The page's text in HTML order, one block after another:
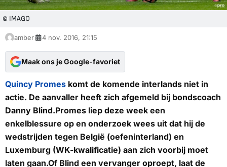
© IMAGO
amber 4 nov. 2016, 21:15
Maak ons je Google-favoriet
Quincy Promes komt de komende interlands niet in
actie. De aanvaller heeft zich afgemeld bij bondscoach
Danny Blind.Promes liep deze week een
enkelblessure op en onderzoek wees uit dat hij de
wedstrijden tegen België (oefeninterland) en
Luxemburg (WK-kwalificatie) aan zich voorbij moet
laten gaan.Of Blind een vervanger oproept, laat de